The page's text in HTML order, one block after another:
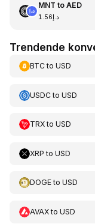
MNT to AED
د.إ1.56
Trendende
BTCto USD
USDCto USD
TRXto USD
XRP to USD
DOGEto USD
AVAXto USD